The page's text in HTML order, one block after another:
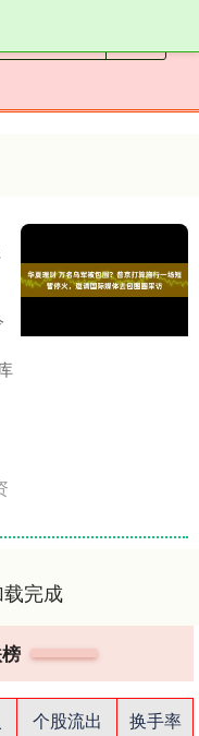
完成
个股流出
换手率